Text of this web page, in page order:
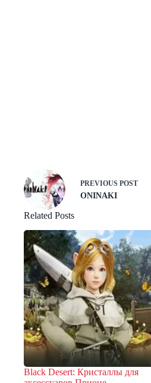
PREVIOUS POST
ONINAKI
Related Posts
Black Desert: Кристаллы для